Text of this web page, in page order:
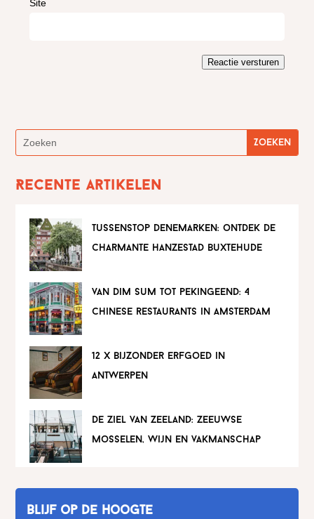
Site
Reactie versturen
Recente artikelen
tussenstop denemarken: ontdek de
charmante hanzestad buxtehude
van dim sum tot pekingeend: 4
chinese restaurants in amsterdam
12 x bijzonder erfgoed in
antwerpen
de ziel van zeeland: zeeuwse
mosselen, wijn en vakmanschap
Blijf op de hoogte